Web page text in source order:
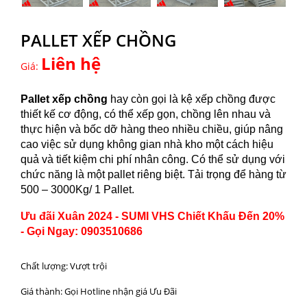
PALLET XẾP CHỒNG
Giá: Liên hệ
Pallet xếp chồng hay còn gọi là kệ xếp chồng được
thiết kế cơ động, có thể xếp gọn, chồng lên nhau và
thực hiện và bốc dỡ hàng theo nhiều chiều, giúp nâng
cao việc sử dụng không gian nhà kho một cách hiệu
quả và tiết kiệm chi phí nhân công. Có thể sử dụng với
chức năng là một pallet riêng biệt. Tải trọng để hàng từ
500 – 3000Kg/ 1 Pallet.
Ưu đãi Xuân 2024 - SUMI VHS Chiết Khấu Đến 20%
- Gọi Ngay: 0903510686
Chất lượng: Vượt trội
Giá thành: Gọi Hotline nhận giá Ưu Đãi